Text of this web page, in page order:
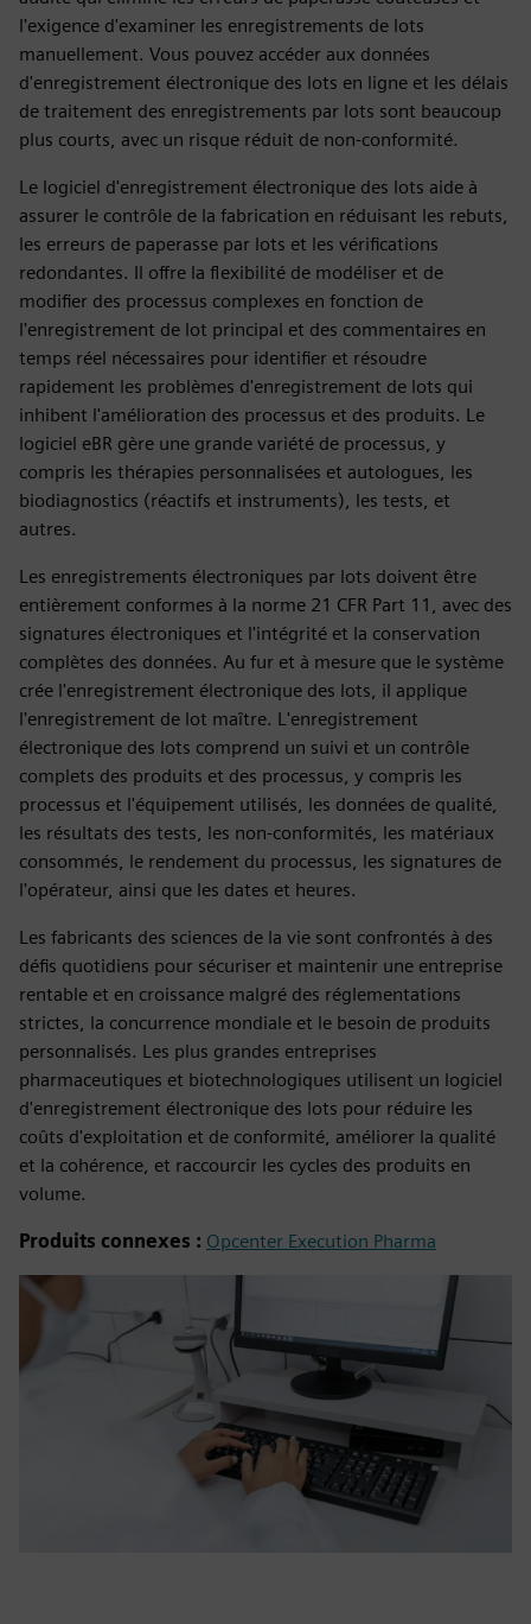
l'exigence d'examiner les enregistrements de lots
manuellement. Vous pouvez accéder aux données
d'enregistrement électronique des lots en ligne et les délais
de traitement des enregistrements par lots sont beaucoup
plus courts, avec un risque réduit de non-conformité.
Le logiciel d'enregistrement électronique des lots aide à
assurer le contrôle de la fabrication en réduisant les rebuts,
les erreurs de paperasse par lots et les vérifications
redondantes. Il offre la flexibilité de modéliser et de
modifier des processus complexes en fonction de
l'enregistrement de lot principal et des commentaires en
temps réel nécessaires pour identifier et résoudre
rapidement les problèmes d'enregistrement de lots qui
inhibent l'amélioration des processus et des produits. Le
logiciel eBR gère une grande variété de processus, y
compris les thérapies personnalisées et autologues, les
biodiagnostics (réactifs et instruments), les tests, et
autres.
Les enregistrements électroniques par lots doivent être
entièrement conformes à la norme 21 CFR Part 11, avec des
signatures électroniques et l'intégrité et la conservation
complètes des données. Au fur et à mesure que le système
crée l'enregistrement électronique des lots, il applique
l'enregistrement de lot maître. L'enregistrement
électronique des lots comprend un suivi et un contrôle
complets des produits et des processus, y compris les
processus et l'équipement utilisés, les données de qualité,
les résultats des tests, les non-conformités, les matériaux
consommés, le rendement du processus, les signatures de
l'opérateur, ainsi que les dates et heures.
Les fabricants des sciences de la vie sont confrontés à des
défis quotidiens pour sécuriser et maintenir une entreprise
rentable et en croissance malgré des réglementations
strictes, la concurrence mondiale et le besoin de produits
personnalisés. Les plus grandes entreprises
pharmaceutiques et biotechnologiques utilisent un logiciel
d'enregistrement électronique des lots pour réduire les
coûts d'exploitation et de conformité, améliorer la qualité
et la cohérence, et raccourcir les cycles des produits en
volume.
Produits connexes : Opcenter Execution Pharma